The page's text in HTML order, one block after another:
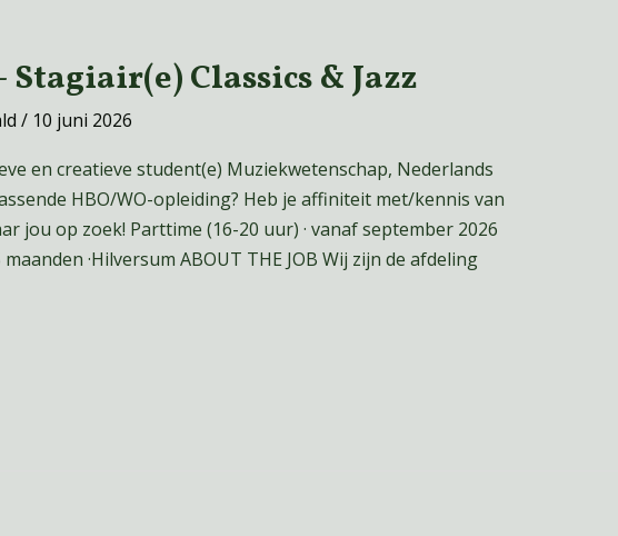
Classics & Jazz
/ 10 juni 2026
en creatieve student(e) Muziekwetenschap, Nederlands
HBO/WO-opleiding? Heb je affiniteit met/kennis van
jou op zoek! Parttime (16-20 uur) · vanaf september 2026
·Hilversum ABOUT THE JOB Wij zijn de afdeling